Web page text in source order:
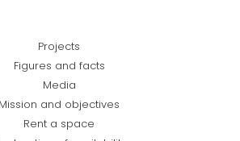
Projects
Figures and facts
Media
Mission and objectives
Rent a space